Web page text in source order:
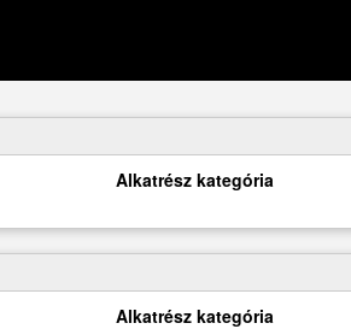
Alkatrész kategória
Alkatrész kategória